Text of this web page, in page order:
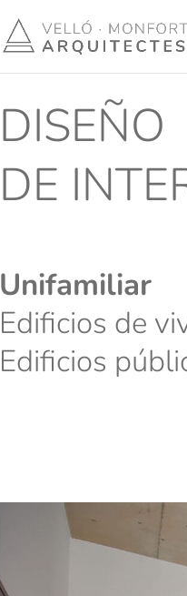
DISEÑO
DE
Unifamiliar
Edificios de
Edificios